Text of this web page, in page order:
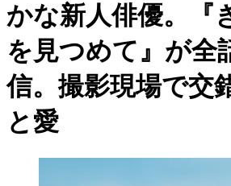
かな新人俳優。『
を見つめて』が全
信。撮影現場で交
と愛